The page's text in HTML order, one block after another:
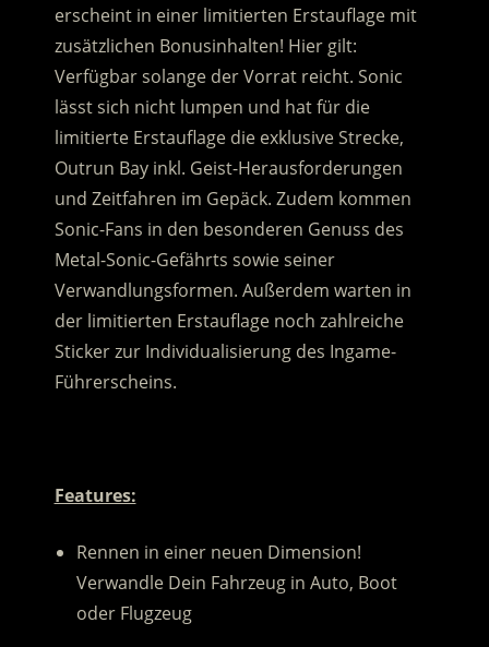
erscheint in einer limitierten Erstauflage mit
zusätzlichen Bonusinhalten! Hier gilt:
Verfügbar solange der Vorrat reicht. Sonic
lässt sich nicht lumpen und hat für die
limitierte Erstauflage die exklusive Strecke,
Outrun Bay inkl. Geist-Herausforderungen
und Zeitfahren im Gepäck. Zudem kommen
Sonic-Fans in den besonderen Genuss des
Metal-Sonic-Gefährts sowie seiner
Verwandlungsformen. Außerdem warten in
der limitierten Erstauflage noch zahlreiche
Sticker zur Individualisierung des Ingame-
Führerscheins.
Features:
Rennen in einer neuen Dimension!
Verwandle Dein Fahrzeug in Auto, Boot
oder Flugzeug